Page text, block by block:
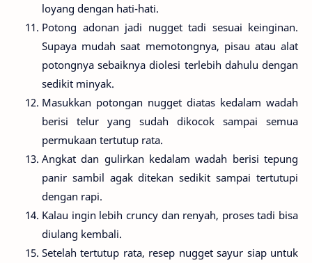
loyang dengan hati-hati.
Potong adonan jadi nugget tadi sesuai keinginan.
Supaya mudah saat memotongnya, pisau atau alat
potongnya sebaiknya diolesi terlebih dahulu dengan
sedikit minyak.
Masukkan potongan nugget diatas kedalam wadah
berisi telur yang sudah dikocok sampai semua
permukaan tertutup rata.
Angkat dan gulirkan kedalam wadah berisi tepung
panir sambil agak ditekan sedikit sampai tertutupi
dengan rapi.
Kalau ingin lebih cruncy dan renyah, proses tadi bisa
diulang kembali.
Setelah tertutup rata, resep nugget sayur siap untuk